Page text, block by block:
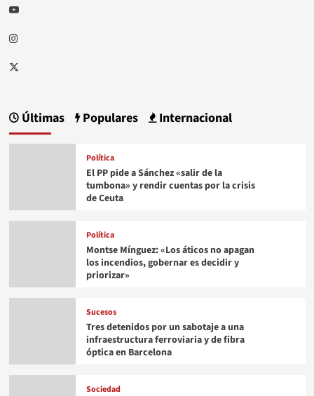
Youtube
Instagram
Twitter
Últimas Populares Internacional
Política
El PP pide a Sánchez «salir de la
tumbona» y rendir cuentas por la crisis
de Ceuta
Política
Montse Mínguez: «Los áticos no apagan
los incendios, gobernar es decidir y
priorizar»
Sucesos
Tres detenidos por un sabotaje a una
infraestructura ferroviaria y de fibra
óptica en Barcelona
Sociedad